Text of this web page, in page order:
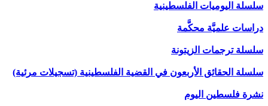
سلسلة اليوميات الفلسطينية
دراسات علميَّة محكَّمة
سلسلة ترجمات الزيتونة
سلسلة الحقائق الأربعون في القضية الفلسطينية (تسجيلات مرئية)
نشرة فلسطين اليوم